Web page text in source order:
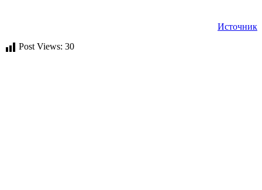
Источник
Post Views: 30